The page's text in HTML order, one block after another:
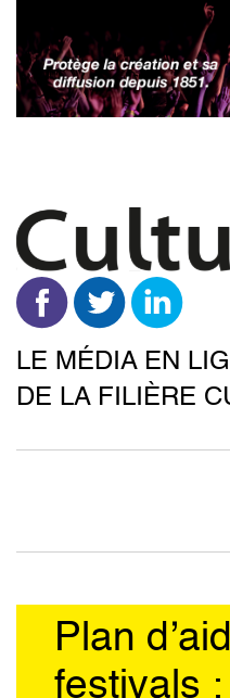
contenu
principal
LE MÉDIA EN
DE LA FILIÈRE
Plan
festivals